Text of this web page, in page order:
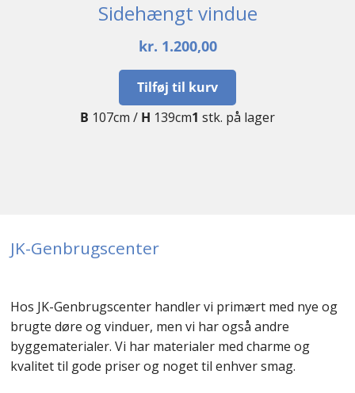
Sidehængt vindue
kr. 1.200,00
Tilføj til kurv
B 107cm / H 139cm1 stk. på lager
JK-Genbrugscenter
Hos JK-Genbrugscenter handler vi primært med nye og
brugte døre og vinduer, men vi har også andre
byggematerialer. Vi har materialer med charme og
kvalitet til gode priser og noget til enhver smag.